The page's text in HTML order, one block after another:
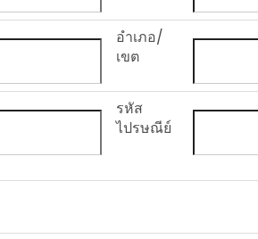
อำเภอ/
เขต
รหัส
ไปรษณีย์